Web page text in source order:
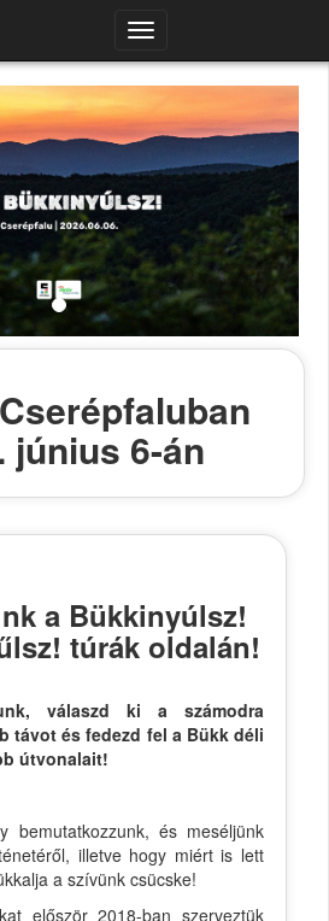
Navigációs
menü
június 6-án
a Bükkinyúlsz!
túrák oldalán!
válaszd ki a számodra
távot és fedezd fel a Bükk déli
útvonalait!
bemutatkozzunk, és meséljünk
illetve hogy miért is lett
a szívünk csücske!
először 2018-ban szerveztük